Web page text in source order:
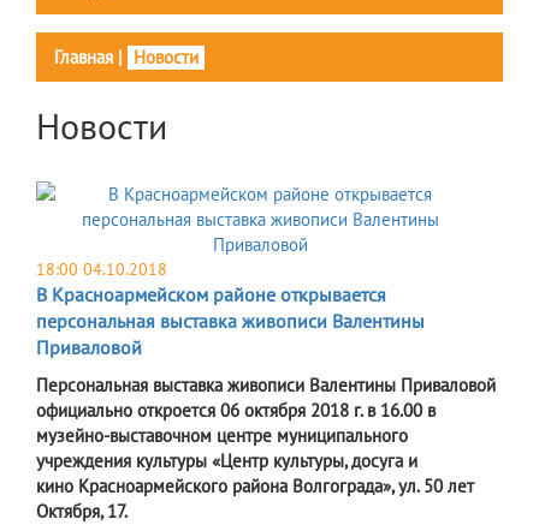
Главная | Новости
Новости
18:00 04.10.2018
В Красноармейском районе открывается
персональная выставка живописи Валентины
Приваловой
Персональная выставка живописи Валентины Приваловой
официально откроется 06 октября 2018 г. в 16.00 в
музейно-выставочном центре муниципального
учреждения культуры «Центр культуры, досуга и
кино Красноармейского района Волгограда», ул. 50 лет
Октября, 17.